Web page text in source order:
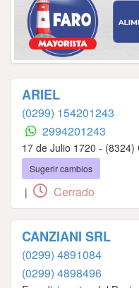
ARIEL
(0299) 154201243
2994201243
17 de Julio 1720 - (8324)
Sugerir cambios
| Cerrado
CANZIANI SRL
(0299) 4891084
(0299) 4898496